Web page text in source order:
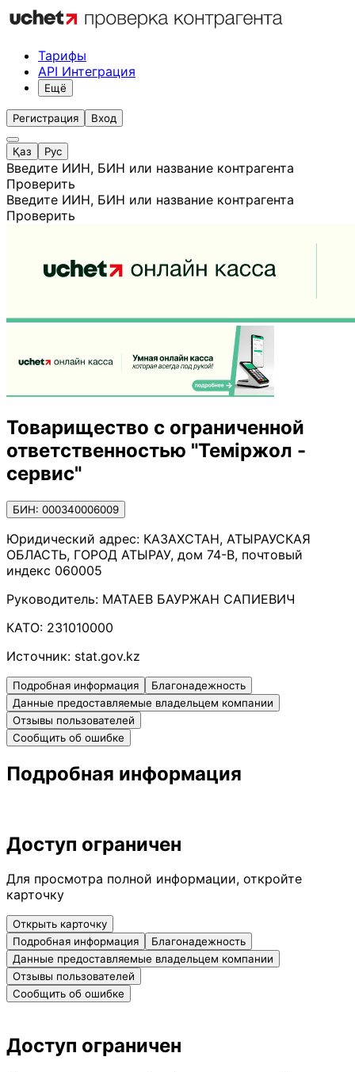
Тарифы
API Интеграция
Ещё
Регистрация Вход
Қаз Рус
Введите ИИН, БИН или название контрагента
Проверить
Введите ИИН, БИН или название контрагента
Проверить
Товарищество с ограниченной
ответственностью "Теміржол -
сервис"
БИН: 000340006009
Юридический адрес: КАЗАХСТАН, АТЫРАУСКАЯ
ОБЛАСТЬ, ГОРОД АТЫРАУ, дом 74-В, почтовый
индекс 060005
Руководитель: МАТАЕВ БАУРЖАН САПИЕВИЧ
КАТО: 231010000
Источник: stat.gov.kz
Подробная информация
Благонадежность
Данные предоставляемые владельцем компании
Отзывы пользователей
Сообщить об ошибке
Подробная информация
Доступ ограничен
Для просмотра полной информации, откройте
карточку
Открыть карточку
Подробная информация
Благонадежность
Данные предоставляемые владельцем компании
Отзывы пользователей
Сообщить об ошибке
Доступ ограничен